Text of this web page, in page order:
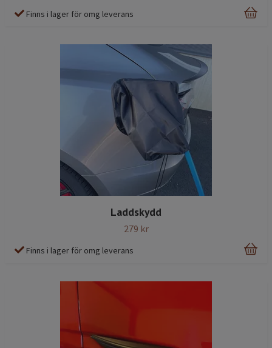
Finns i lager för omg leverans
Laddskydd
279 kr
Finns i lager för omg leverans